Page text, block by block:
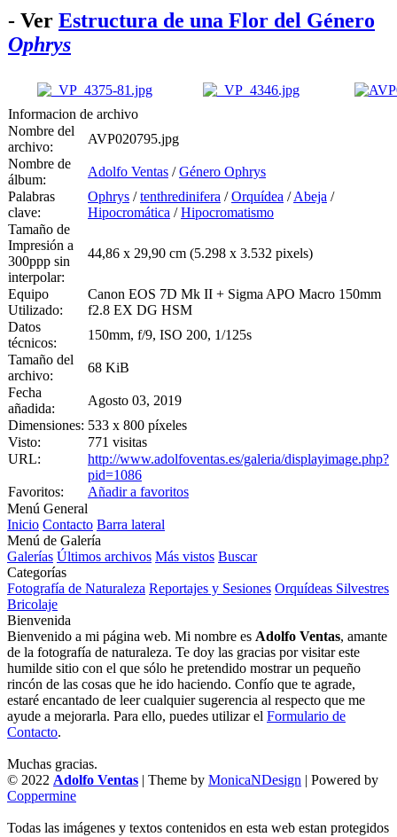
- Ver Estructura de una Flor del Género
Ophrys
Informacion de archivo
Nombre del
archivo:
AVP020795.jpg
Nombre de
álbum:
Adolfo Ventas /Género Ophrys
Palabras
clave:
Ophrys /tenthredinifera /Orquídea /Abeja /
Hipocromática /Hipocromatismo
Tamaño de
Impresión a
300ppp sin
interpolar:
44,86 x 29,90 cm (5.298 x 3.532 pixels)
Equipo
Utilizado:
Canon EOS 7D Mk II + Sigma APO Macro 150mm
f2.8 EX DG HSM
Datos
técnicos:
150mm, f/9, ISO 200, 1/125s
Tamaño del
archivo:
68 KiB
Fecha
añadida:
Agosto 03, 2019
Dimensiones: 533 x 800 píxeles
Visto:
771 visitas
URL:
http://www.adolfoventas.es/galeria/displayimage.php?
pid=1086
Favoritos:
Añadir a favoritos
Menú General
Inicio Contacto Barra lateral
Menú de Galería
Galerías Últimos archivos Más vistos Buscar
Categorías
Fotografía de Naturaleza Reportajes y Sesiones Orquídeas Silvestres
Bricolaje
Bienvenida
Bienvenido a mi página web. Mi nombre es Adolfo Ventas, amante
de la fotografía de naturaleza. Te doy las gracias por visitar este
humilde sitio con el que sólo he pretendido mostrar un pequeño
rincón de las cosas que he ido haciendo. Confío que te agrade,
estaré encantado de leer cualquier sugerencia al respecto que me
ayude a mejorarla. Para ello, puedes utilizar el Formulario de
Contacto.
Muchas gracias.
© 2022 Adolfo Ventas | Theme by MonicaNDesign | Powered by
Coppermine
Todas las imágenes y textos contenidos en esta web estan protegidos